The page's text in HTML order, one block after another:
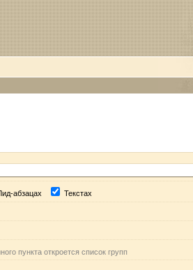
абзацах Текстах
пункта откроется список групп